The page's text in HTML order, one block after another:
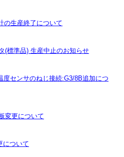
の生産終了について
(標準品) 生産中止のお知らせ
センサのねじ接続:G3/8B追加につ
変更について
について